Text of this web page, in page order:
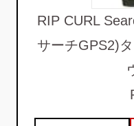
RIP CURL
サーチGPS2)